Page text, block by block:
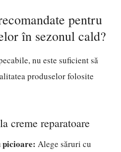
pentru
în sezonul cald?
nu este suficient să
produselor folosite
creme reparatoare
picioare: Alege săruri cu